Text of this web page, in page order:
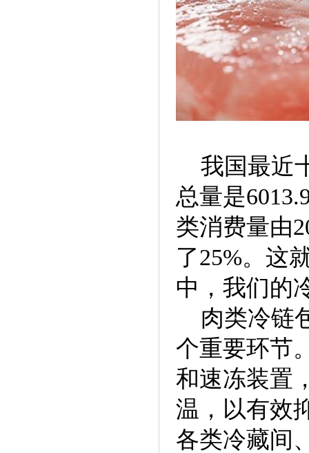
我国最近
总量是
类消费量由
了25%。这
中，我们的
肉类冷链
个重要环节
和速冻装置
温，以有效
各类冷藏间